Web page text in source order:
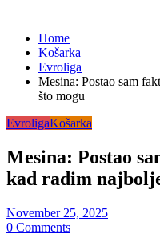
Home
Košarka
Evroliga
Mesina: Postao sam
što mogu
EvroligaKošarka
Mesina: Postao
kad radim
November 25, 2025
0 Comments